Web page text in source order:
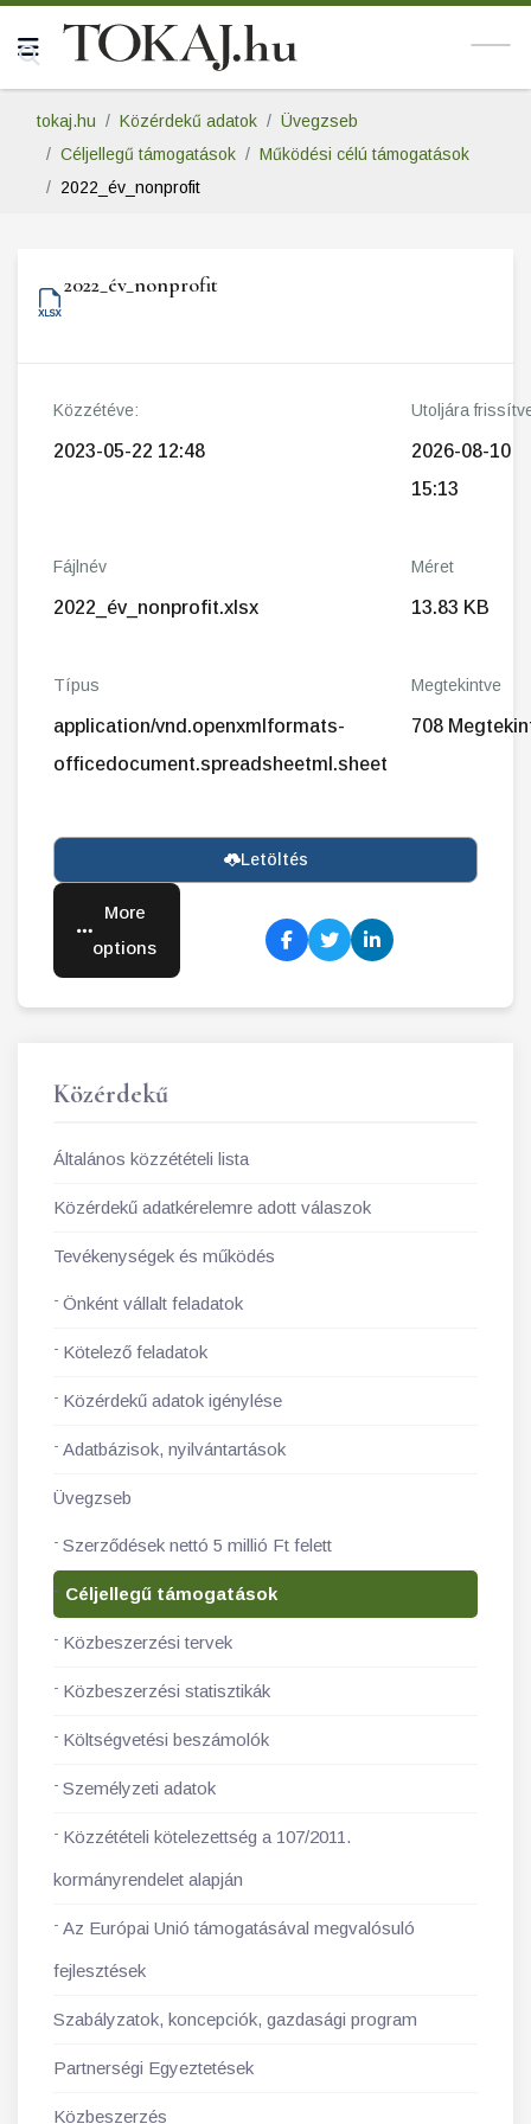
tokaj.hu Közérdekű adatok
Üvegzseb
Céljellegű támogatások
Működési célú támogatások
2022_év_nonprofit
2022_év_nonprofit
Közzétéve:
2023-05-22 12:48
Utoljára
2026-08-10
15:13
Fájlnév
2022_év_nonprofit.xlsx
Méret
13.83 KB
Típus
application/vnd.openxmlformats-
officedocument.spreadsheetml.sheet
Megtekintve
708
Letöltés
More
options
Közérdekű
Általános közzétételi lista
Közérdekű adatkérelemre adott válaszok
Tevékenységek és működés
Önként vállalt feladatok
Kötelező feladatok
Közérdekű adatok igénylése
Adatbázisok, nyilvántartások
Üvegzseb
Szerződések nettó 5 millió Ft felett
Céljellegű támogatások
Közbeszerzési tervek
Közbeszerzési statisztikák
Költségvetési beszámolók
Személyzeti adatok
Közzétételi kötelezettség a 107/2011.
kormányrendelet alapján
Az Európai Unió támogatásával megvalósuló
fejlesztések
Szabályzatok, koncepciók, gazdasági program
Partnerségi Egyeztetések
Közbeszerzés